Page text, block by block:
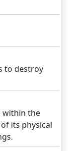
to destroy
within the
its physical